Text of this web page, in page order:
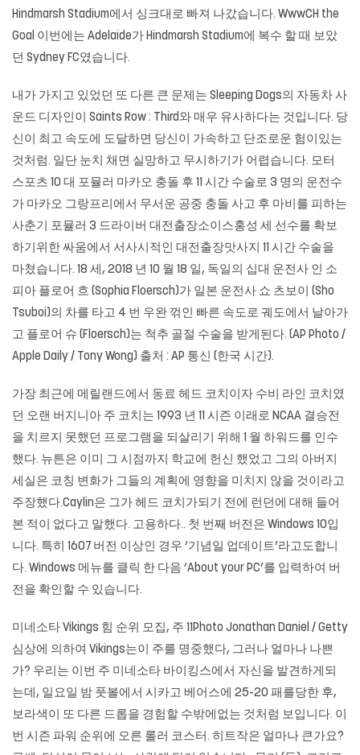
Hindmarsh Stadium에서 싱크대로 빠져 나갔습니다. WwwCH the
Goal 이번에는 Adelaide가 Hindmarsh Stadium에 복수 할 때 보았
던 Sydney FC였습니다.
내가 가지고 있었던 또 다른 큰 문제는 Sleeping Dogs의 자동차 사
운드 디자인이 Saints Row : Third와 매우 유사하다는 것입니다. 당
신이 최고 속도에 도달하면 당신이 가속하고 단조로운 험이있는
것처럼. 일단 눈치 채면 실망하고 무시하기가 어렵습니다. 모터
스포츠 10 대 포뮬러 마카오 충돌 후 11 시간 수술로 3 명의 운전수
가 마카오 그랑프리에서 무서운 공중 충돌 사고 후 마비를 피하는
사춘기 포뮬러 3 드라이버 대전출장소이스홍성 세 선수를 확보
하기위한 싸움에서 서사시적인 대전출장맛사지 11 시간 수술을
마쳤습니다. 18 세, 2018 년 10 월 18 일, 독일의 십대 운전사 인 소
피아 플로어 흐 (Sophia Floersch)가 일본 운전사 쇼 츠보이 (Sho
Tsuboi)의 차를 타고 4 번 우완 꺾인 빠른 속도로 궤도에서 날아가
고 플로어 슈 (Floersch)는 척추 골절 수술을 받게된다. (AP Photo /
Apple Daily / Tony Wong) 출처 : AP 통신 (한국 시간).
가장 최근에 메릴랜드에서 동료 헤드 코치이자 수비 라인 코치였
던 오랜 버지니아 주 코치는 1993 년 11 시즌 이래로 NCAA 결승전
을 치르지 못했던 프로그램을 되살리기 위해 1 월 하워드를 인수
했다. 뉴튼은 이미 그 시점까지 학교에 헌신 했었고 그의 아버지
세실은 코칭 변화가 그들의 계획에 영향을 미치지 않을 것이라고
주장했다.Caylin은 그가 헤드 코치가되기 전에 런던에 대해 들어
본 적이 없다고 말했다. 고용하다.. 첫 번째 버전은 Windows 10입
니다. 특히 1607 버전 이상인 경우 ‘기념일 업데이트’라고도합니
다. Windows 메뉴를 클릭 한 다음 ‘About your PC’를 입력하여 버
전을 확인할 수 있습니다.
미네소타 Vikings 힘 순위 모집, 주 11Photo Jonathan Daniel / Getty
심상에 의하여 Vikings는이 주를 명중했다, 그러나 얼마나 나쁜
가? 우리는 이번 주 미네소타 바이킹스에서 자신을 발견하게되
는데, 일요일 밤 풋볼에서 시카고 베어스에 25-20 패를당한 후,
보라색이 또 다른 드롭을 경험할 수밖에없는 것처럼 보입니다. 이
번 시즌 파워 순위에 오른 롤러 코스터. 히트작은 얼마나 큰가요?